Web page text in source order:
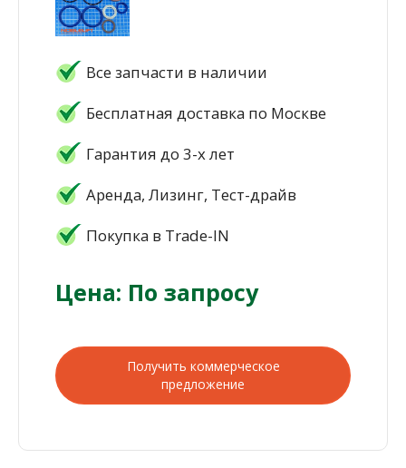
Все запчасти в наличии
Бесплатная доставка по Москве
Гарантия до 3-х лет
Аренда, Лизинг, Тест-драйв
Покупка в Trade-IN
Цена: По запросу
Получить коммерческое
предложение